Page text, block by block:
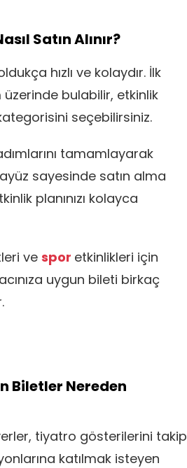
Satın Alınır?
hızlı ve kolaydır. İlk
bulabilir, etkinlik
seçebilirsiniz.
tamamlayarak
sayesinde satın alma
planınızı kolayca
ve spor etkinlikleri için
uygun bileti birkaç
Biletler Nereden
tiyatro gösterilerini takip
katılmak isteyen